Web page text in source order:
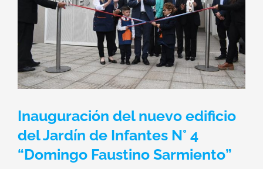
Inauguración del nuevo edificio
del Jardín de Infantes N° 4
“Domingo Faustino Sarmiento”